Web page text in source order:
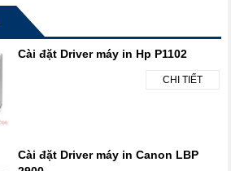
Cài đặt Driver máy in Hp P1102
CHI TIẾT
Cài đặt Driver máy in Canon LBP